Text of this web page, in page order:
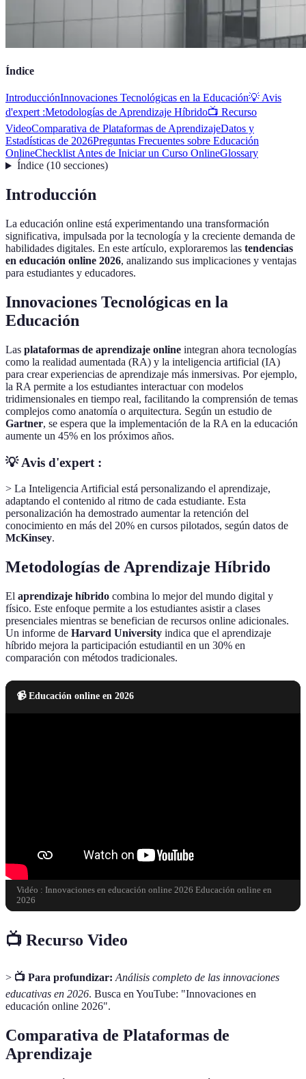
Índice
IntroducciónInnovaciones Tecnológicas en la Educación💡 Avis
d'expert :Metodologías de Aprendizaje Híbrido📺 Recurso
VideoComparativa de Plataformas de AprendizajeDatos y
Estadísticas de 2026Preguntas Frecuentes sobre Educación
OnlineChecklist Antes de Iniciar un Curso OnlineGlossary
Índice(10 secciones)
Introducción
La educación online está experimentando una transformación
significativa, impulsada por la tecnología y la creciente demanda de
habilidades digitales. En este artículo, exploraremos las tendencias
en educación online 2026, analizando sus implicaciones y ventajas
para estudiantes y educadores.
Innovaciones Tecnológicas en la
Educación
Las plataformas de aprendizaje online integran ahora tecnologías
como la realidad aumentada (RA) y la inteligencia artificial (IA)
para crear experiencias de aprendizaje más inmersivas. Por ejemplo,
la RA permite a los estudiantes interactuar con modelos
tridimensionales en tiempo real, facilitando la comprensión de temas
complejos como anatomía o arquitectura. Según un estudio de
Gartner, se espera que la implementación de la RA en la educación
aumente un 45% en los próximos años.
💡 Avis d'expert :
> La Inteligencia Artificial está personalizando el aprendizaje,
adaptando el contenido al ritmo de cada estudiante. Esta
personalización ha demostrado aumentar la retención del
conocimiento en más del 20% en cursos pilotados, según datos de
McKinsey.
Metodologías de Aprendizaje Híbrido
El aprendizaje híbrido combina lo mejor del mundo digital y
físico. Este enfoque permite a los estudiantes asistir a clases
presenciales mientras se benefician de recursos online adicionales.
Un informe de Harvard University indica que el aprendizaje
híbrido mejora la participación estudiantil en un 30% en
comparación con métodos tradicionales.
📹 Educación online en 2026
Vidéo : Innovaciones en educación online 2026 Educación online en
2026
📺 Recurso Video
> 📺 Para profundizar: Análisis completo de las innovaciones
educativas en 2026. Busca en YouTube: "Innovaciones en
educación online 2026".
Comparativa de Plataformas de
Aprendizaje